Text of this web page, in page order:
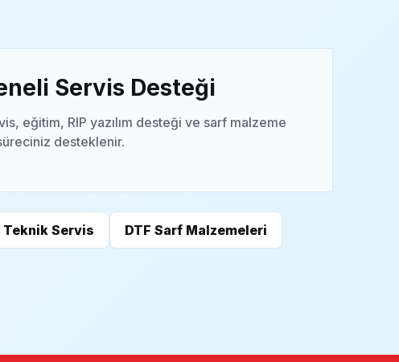
Servis Desteği
eğitim, RIP yazılım desteği ve sarf malzeme
desteklenir.
Teknik Servis DTF Sarf Malzemeleri